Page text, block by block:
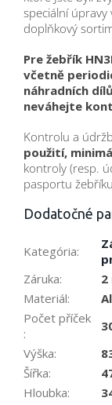
speciální úpravy
doplňkový
Pre žebřík
včetně
náhradních
neváhejte
Kontrolu a
použití,
kontroly (resp.
pasportu
Dodatočné
Kategória:
Záruka:
2
Materiál:
Počet příček
:
Výška:
Šířka:
Hloubka: